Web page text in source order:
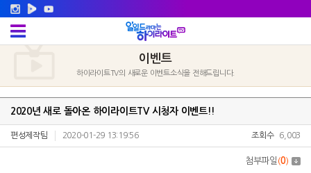
이벤트
하이라이트TV의 새로운 이벤트소식을 전해드립니다.
2020년 새로 돌아온 하이라이트TV 시청자 이벤트!!
편성제작팀 2020-01-29 13:19:56 조회수 6,003
첨부파일 (0)